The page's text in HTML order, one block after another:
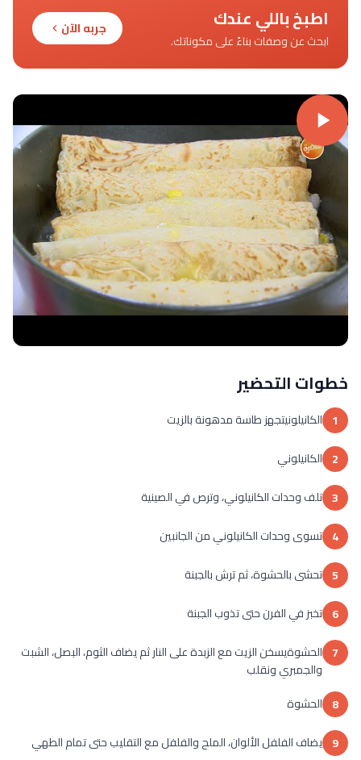
اطبخ باللي عندك
ابحث عن وصفات بناءً على مكوناتك.
جربه الآن
خطوات التحضير
1 الكانيلونيتجهز طاسة مدهونة بالزيت
2 الكانيلوني
3 تلف وحدات الكانيلوني، وترص في الصينية
4 تسوى وحدات الكانيلوني من الجانبين
5 تحشى بالحشوة، ثم ترش بالجبنة
6 تخبز في الفرن حتى تذوب الجبنة
7 الحشوةيسخن الزيت مع الزبدة على النار ثم يضاف الثوم، البصل، الشبت
والجمبري ونقلب
8 الحشوة
9 يضاف الفلفل الألوان، الملح والفلفل مع التقليب حتى تمام الطهي